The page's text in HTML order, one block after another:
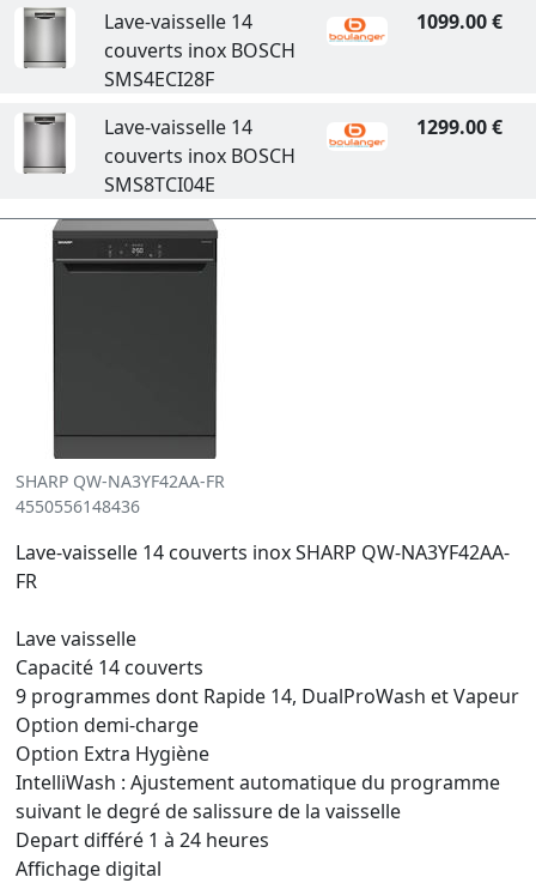
Lave-vaisselle 14
couverts inox BOSCH
SMS4ECI28F
1099.00 €
Lave-vaisselle 14
couverts inox BOSCH
SMS8TCI04E
1299.00 €
SHARP QW-NA3YF42AA-FR
4550556148436
Lave-vaisselle 14 couverts inox SHARP QW-NA3YF42AA-
FR
Lave vaisselle
Capacité 14 couverts
9 programmes dont Rapide 14, DualProWash et Vapeur
Option demi-charge
Option Extra Hygiène
IntelliWash : Ajustement automatique du programme
suivant le degré de salissure de la vaisselle
Depart différé 1 à 24 heures
Affichage digital